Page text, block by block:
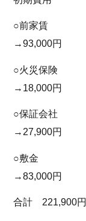
○前家賃
→93,000円
○火災保険
→18,000円
○保証会社
→27,900円
○敷金
→83,000円
合計 221,900円